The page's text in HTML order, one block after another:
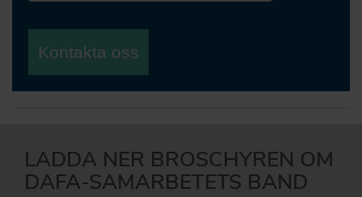
Kontakta oss
LADDA NER BROSCHYREN OM
DAFA-SAMARBETETS BAND